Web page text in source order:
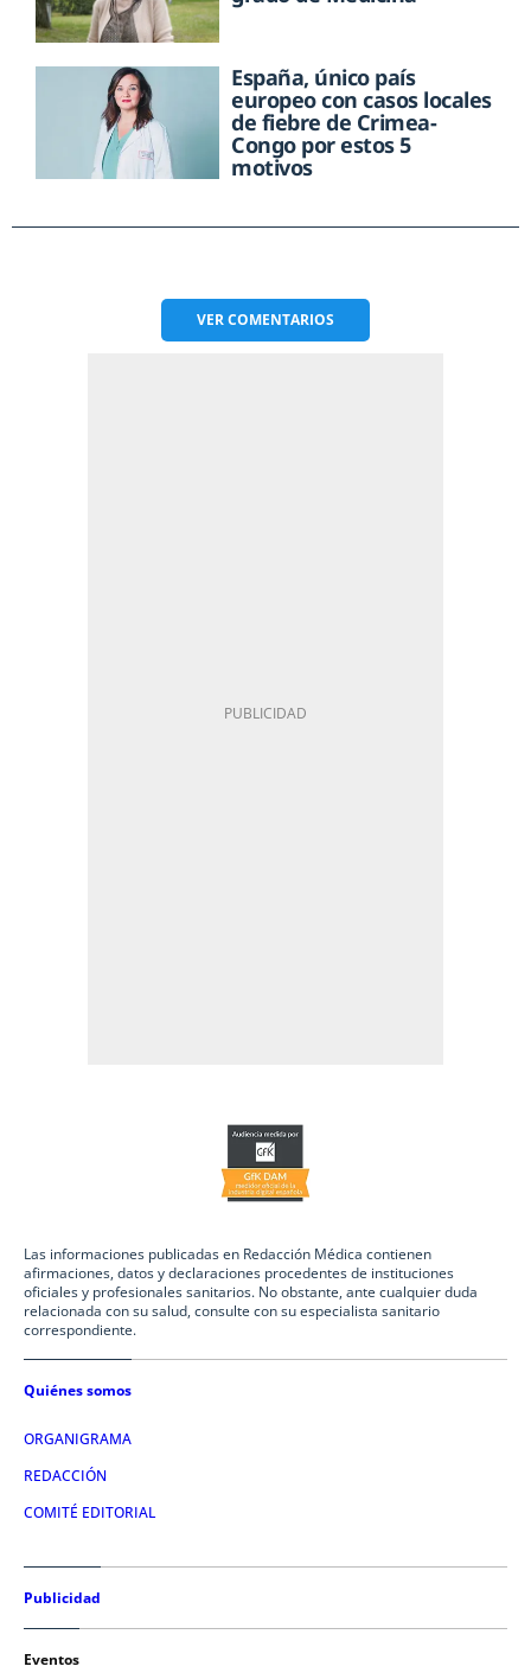
España, único país
europeo con casos locales
de fiebre de Crimea-
Congo por estos 5
motivos
VERCOMENTARIOS
Las informaciones publicadas en Redacción Médica contienen
afirmaciones, datos y declaraciones procedentes de instituciones
oficiales y profesionales sanitarios. No obstante, ante cualquier duda
relacionada con su salud, consulte con su especialista sanitario
correspondiente.
Quiénes somos
ORGANIGRAMA
REDACCIÓN
COMITÉ EDITORIAL
Publicidad
Eventos